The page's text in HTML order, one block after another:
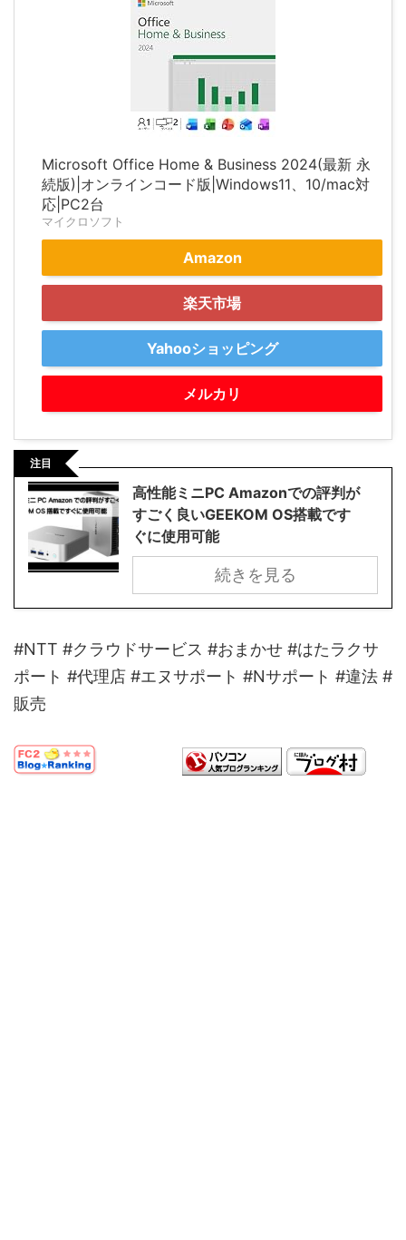
Microsoft Office Home & Business 2024(最新 永
続版)|オンラインコード版|Windows11、10/mac対
応|PC2台
マイクロソフト
Amazon
楽天市場
Yahooショッピング
メルカリ
注目
高性能ミニPC Amazonでの評判が
すごく良いGEEKOM OS搭載です
ぐに使用可能
続きを見る
#NTT #クラウドサービス #おまかせ #はたラクサ
ポート #代理店 #エヌサポート #Nサポート #違法 #
販売